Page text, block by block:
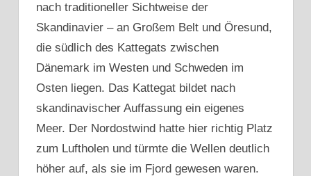
nach traditioneller Sichtweise der
Skandinavier – an Großem Belt und Öresund,
die südlich des Kattegats zwischen
Dänemark im Westen und Schweden im
Osten liegen. Das Kattegat bildet nach
skandinavischer Auffassung ein eigenes
Meer. Der Nordostwind hatte hier richtig Platz
zum Luftholen und türmte die Wellen deutlich
höher auf, als sie im Fjord gewesen waren.